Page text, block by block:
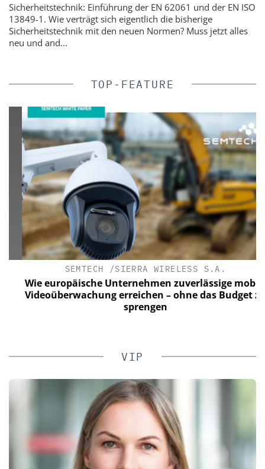
Sicherheitstechnik: Einführung der EN 62061 und der EN ISO
13849-1. Wie verträgt sich eigentlich die bisherige
Sicherheitstechnik mit den neuen Normen? Muss jetzt alles
neu und and...
TOP-FEATURE
SEMTECH /SIERRA WIRELESS S.A.
Wie europäische Unternehmen zuverlässige mobile
Videoüberwachung erreichen – ohne das Budget zu
sprengen
VIP